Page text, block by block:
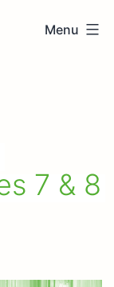
Menu
7 & 8